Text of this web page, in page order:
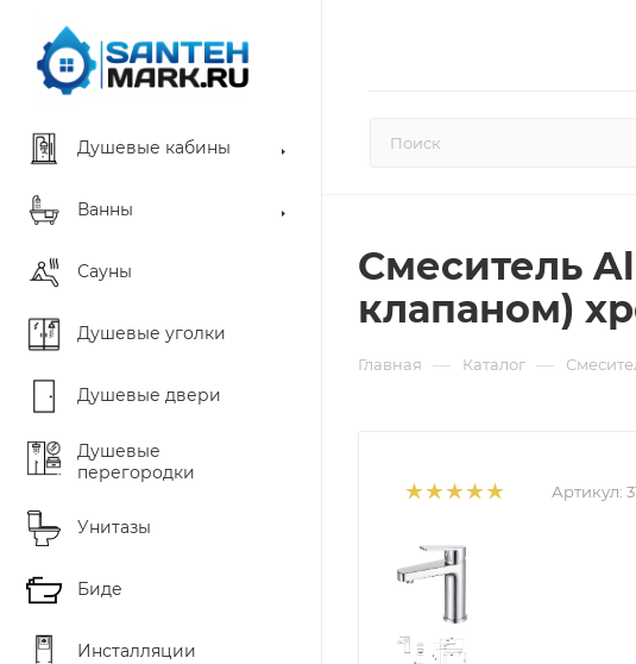
Душевые кабины
Ванны
Сауны
Душевые уголки
Душевые двери
Душевые
перегородки
Унитазы
Биде
Инсталляции
Смеситель
клапаном)
Главная — Каталог —
Артикул: